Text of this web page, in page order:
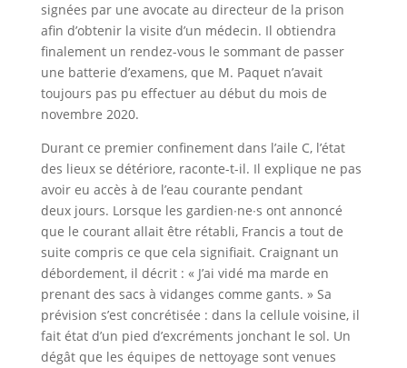
signées par une avocate au directeur de la prison
afin d’obtenir la visite d’un médecin. Il obtiendra
finalement un rendez-vous le sommant de passer
une batterie d’examens, que M. Paquet n’avait
toujours pas pu effectuer au début du mois de
novembre 2020.
Durant ce premier confinement dans l’aile C, l’état
des lieux se détériore, raconte-t-il. Il explique ne pas
avoir eu accès à de l’eau courante pendant
deux jours. Lorsque les gardien∙ne∙s ont annoncé
que le courant allait être rétabli, Francis a tout de
suite compris ce que cela signifiait. Craignant un
débordement, il décrit : « J’ai vidé ma marde en
prenant des sacs à vidanges comme gants. » Sa
prévision s’est concrétisée : dans la cellule voisine, il
fait état d’un pied d’excréments jonchant le sol. Un
dégât que les équipes de nettoyage sont venues